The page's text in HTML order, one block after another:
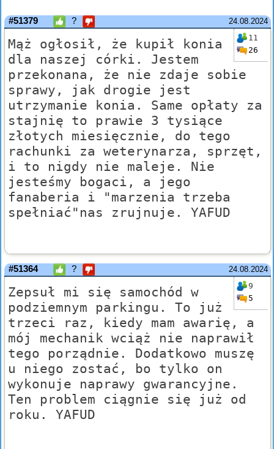
24.08.2024
#51379 ?
11
26
Mąż ogłosił, że kupił konia
dla naszej córki. Jestem
przekonana, że nie zdaje sobie
sprawy, jak drogie jest
utrzymanie konia. Same opłaty za
stajnię to prawie 3 tysiące
złotych miesięcznie, do tego
rachunki za weterynarza, sprzęt,
i to nigdy nie maleje. Nie
jesteśmy bogaci, a jego
fanaberia i "marzenia trzeba
spełniać"nas zrujnuje. YAFUD
24.08.2024
#51364 ?
9
5
Zepsuł mi się samochód w
podziemnym parkingu. To już
trzeci raz, kiedy mam awarię, a
mój mechanik wciąż nie naprawił
tego porządnie. Dodatkowo muszę
u niego zostać, bo tylko on
wykonuje naprawy gwarancyjne.
Ten problem ciągnie się już od
roku. YAFUD